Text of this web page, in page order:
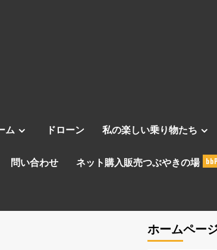
ム ドローン 私の楽しい乗り物たち
問い合わせ ネット購入販売つぶやきの場
ホームペー